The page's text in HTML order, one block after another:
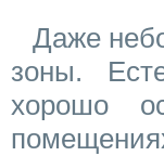
Даже
зоны.
хорошо